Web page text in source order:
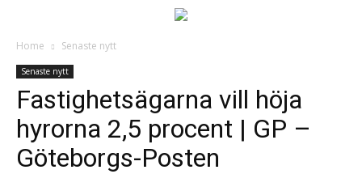
Home Senaste nytt
Senaste nytt
Fastighetsägarna vill höja
hyrorna 2,5 procent | GP –
Göteborgs-Posten